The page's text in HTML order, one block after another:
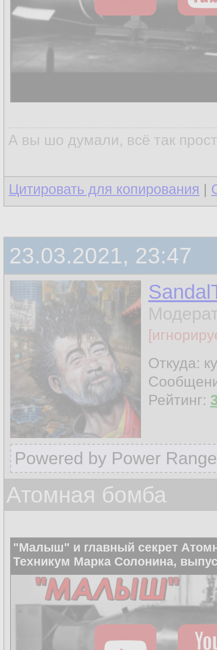
А вы шо думали, всё так
Цитировать для копирования |
23.03.2021, 23:47
Откуда:
Рейтинг:
Powered by Power
Атомная бомба
"Малыш" и главный секрет
Техникум Марка Солонина,